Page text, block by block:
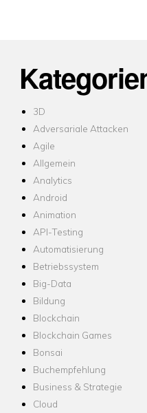
3D
Adversariale Attacken
Agile
Allgemein
Analytics
Android
Animation
API-Testing
Automatisierung
Betriebssystem
Big-Data
Bildung
Blockchain
Blockchain Games
Bonsai
Buchempfehlung
Business & Strategie
Cloud